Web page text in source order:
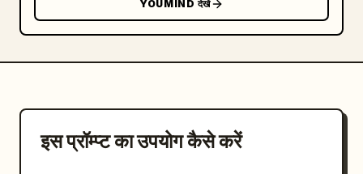
YOUMIND देखें
इस प्रॉम्प्ट का उपयोग कैसे करें